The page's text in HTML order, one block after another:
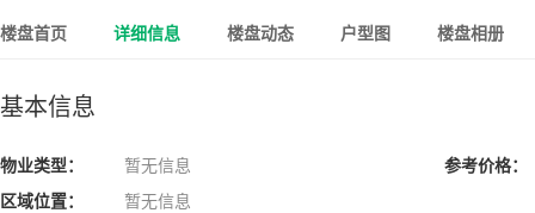
楼盘首页 详细信息 楼盘动态 户型图 楼盘相册
基本信息
物业类型： 暂无信息
参考价格：
区域位置：
暂无信息